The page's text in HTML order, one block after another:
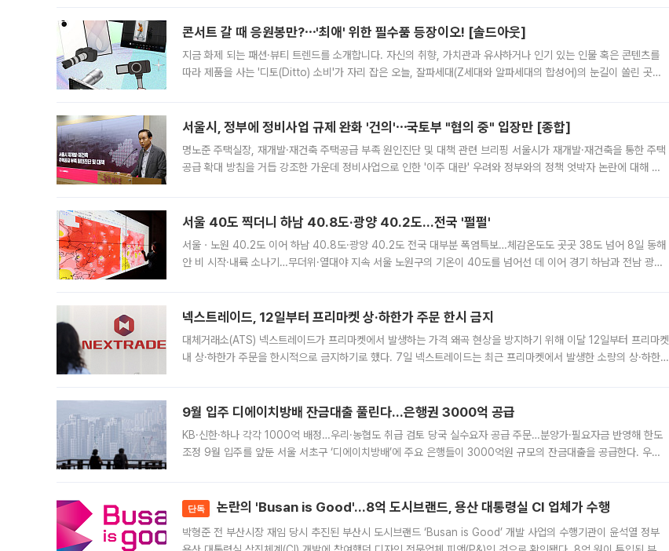
콘서트 갈 때 응원봉만?⋯'최애' 위한 필수품 등장이오! [솔드아웃]
지금 화제 되는 패션·뷰티 트렌드를 소개합니다. 자신의 취향, 가치관과 유사하거나 인기 있는 인물 혹은 콘텐츠를
따라 제품을 사는 '디토(Ditto) 소비'가 자리 잡은 오늘, 잘파세대(Z세대와 알파세대의 합성어)의 눈길이 쏠린 곳은
서울시, 정부에 정비사업 규제 완화 '건의'⋯국토부 "협의 중" 입장만 [종합]
명노준 주택실장, 재개발·재건축 주택공급 부족 원인진단 및 대책 관련 브리핑 서울시가 재개발·재건축을 통한 주택
공급 확대 방침을 거듭 강조한 가운데 정비사업으로 인한 '이주 대란' 우려와 정부와의 정책 엇박자 논란에 대해 정
서울 40도 찍더니 하남 40.8도·광양 40.2도…전국 '펄펄'
서울ㆍ노원 40.2도 이어 하남 40.8도·광양 40.2도 전국 대부분 폭염특보…체감온도도 곳곳 38도 넘어 8일 동해
안 비 시작·내륙 소나기…무더위·열대야 지속 서울 노원구의 기온이 40도를 넘어선 데 이어 경기 하남과 전남 광양
넥스트레이드, 12일부터 프리마켓 상·하한가 주문 한시 금지
대체거래소(ATS) 넥스트레이드가 프리마켓에서 발생하는 가격 왜곡 현상을 방지하기 위해 이달 12일부터 프리마켓
내 상·하한가 주문을 한시적으로 금지하기로 했다. 7일 넥스트레이드는 최근 프리마켓에서 발생한 소량의 상·하한
9월 입주 디에이치방배 잔금대출 풀린다…은행권 3000억 공급
KB·신한·하나 각각 1000억 배정…우리·농협도 취급 검토 당국 실수요자 공급 주문…분양가·필요자금 반영해 한도
조정 9월 입주를 앞둔 서울 서초구 ‘디에이치방배’에 주요 은행들이 3000억원 규모의 잔금대출을 공급한다. 우리
단독 논란의 'Busan is Good'…8억 도시브랜드, 용산 대통령실 CI 업체가 수행
박형준 전 부산시장 재임 당시 추진된 부산시 도시브랜드 ‘Busan is Good’ 개발 사업의 수행기관이 윤석열 정부